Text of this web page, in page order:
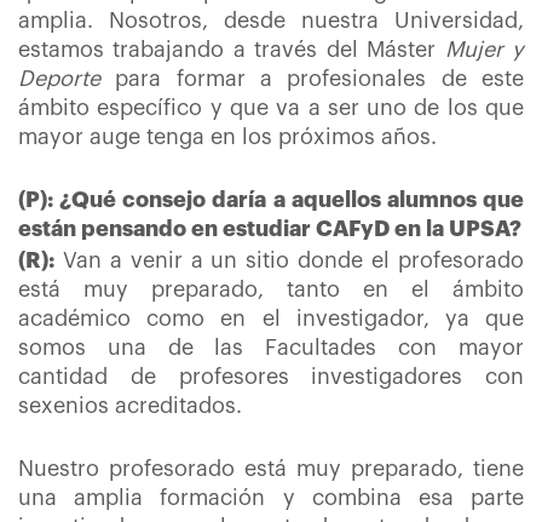
amplia. Nosotros, desde nuestra Universidad,
estamos trabajando a través del Máster
Mujer y
Deportepara formar a profesionales de este
ámbito específico y que va a ser uno de los que
mayor auge tenga en los próximos años.
(P): ¿Qué consejo daría a aquellos alumnos que
están pensando en estudiar CAFyD en la UPSA?
(R): Van a venir a un sitio donde el profesorado
está muy preparado, tanto en el ámbito
académico como en el investigador, ya que
somos una de las Facultades con mayor
cantidad de profesores investigadores con
sexenios acreditados.
Nuestro profesorado está muy preparado, tiene
una amplia formación y combina esa parte